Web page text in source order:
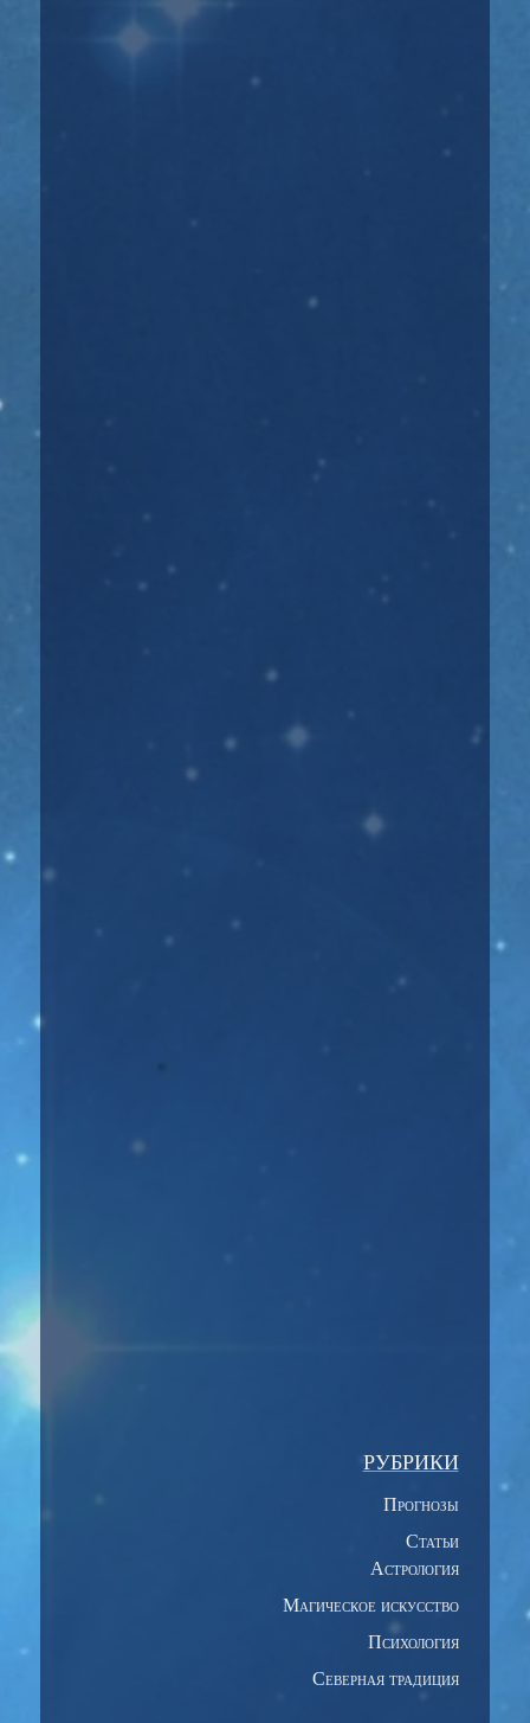
Кто такие ангелы и как их услышать? Ангелы
— это силы Мироздания, которые отвечают
гипноз часто звучит в обиходе людей,...
РУБРИКИ
Прогнозы
Статьи
Астрология
Магическое искусство
Психология
Северная традиция